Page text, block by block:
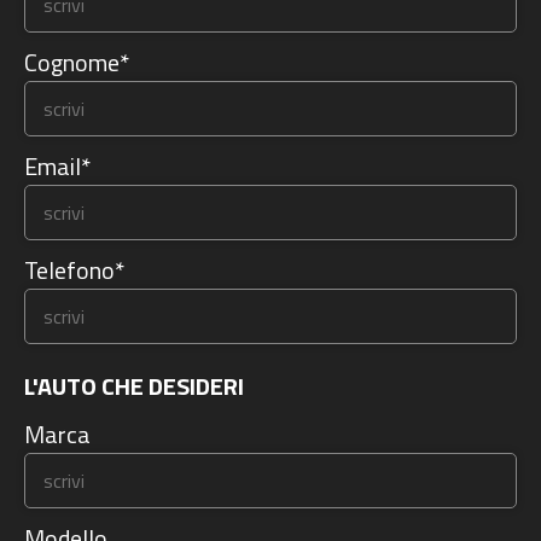
Cognome*
Email*
Telefono*
L'AUTO CHE DESIDERI
Marca